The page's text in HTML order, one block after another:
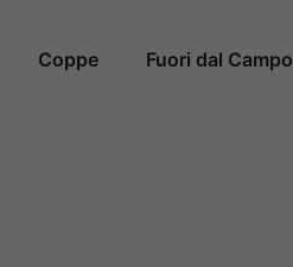
Coppe Fuori dal Campo